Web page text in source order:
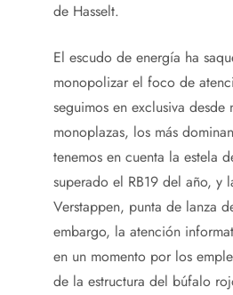
de Hasselt.
El escudo de energía ha
monopolizar el foco de
seguimos en exclusiva desde
monoplazas, los más
tenemos en cuenta la estela
superado el RB19 del año, y
Verstappen, punta de lanza
embargo, la atención
en un momento por los
de la estructura del búfalo